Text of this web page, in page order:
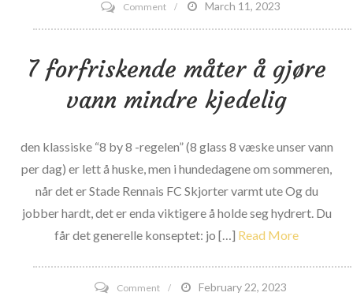
Commenton
2008
Labs
NPC
Championships
March 11, 2023
7 forfriskende måter å gjøre
vann mindre kjedelig
den klassiske “8 by 8 -regelen” (8 glass 8 væske unser vann
per dag) er lett å huske, men i hundedagene om sommeren,
når det er Stade Rennais FC Skjorter varmt ute Og du
jobber hardt, det er enda viktigere å holde seg hydrert. Du
får det generelle konseptet: jo […] Read More
Commenton
February 22, 2023